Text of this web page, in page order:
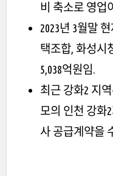
비 축소로 영업
2023년 3월말
택조합, 화성시
5,038억원임.
최근 강화2 지
모의 인천 강화
사 공급계약을